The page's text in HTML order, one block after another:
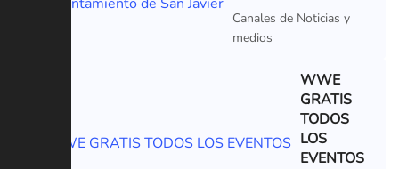
Canales de Noticias y
medios
WWE
GRATIS
TODOS
LOS
EVENTOS